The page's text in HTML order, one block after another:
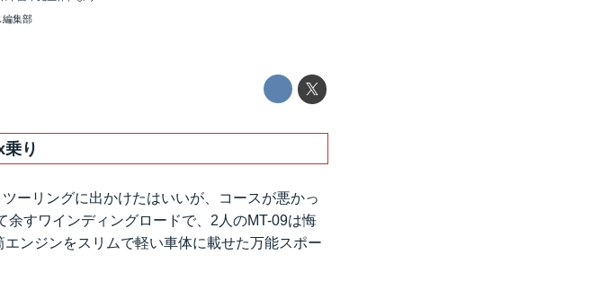
編集部
り
ーリングに出かけたはいいが、コースが悪かっ
すワインディングロードで、2人のMT-09は悔
ンジンをスリムで軽い車体に載せた万能スポー